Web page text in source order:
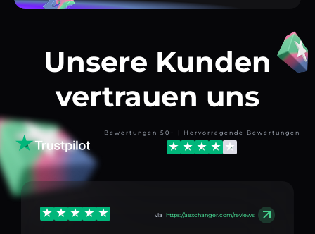
Unsere Kunden
vertrauen uns
Bewertungen 50+ | Hervorragende Bewertungen
via https://aexchanger.com/reviews